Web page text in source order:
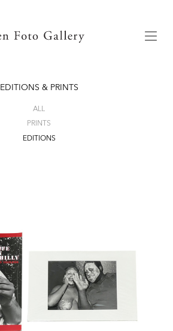
EDITIONS & PRINTS
ALL
PRINTS
EDITIONS